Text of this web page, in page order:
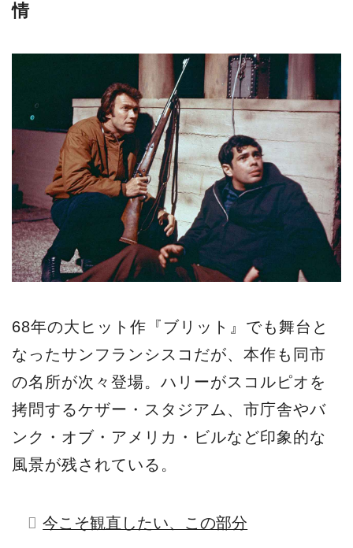
情
68年の大ヒット作『ブリット』でも舞台と
なったサンフランシスコだが、本作も同市
の名所が次々登場。ハリーがスコルピオを
拷問するケザー・スタジアム、市庁舎やバ
ンク・オブ・アメリカ・ビルなど印象的な
風景が残されている。
今こそ観直したい、この部分